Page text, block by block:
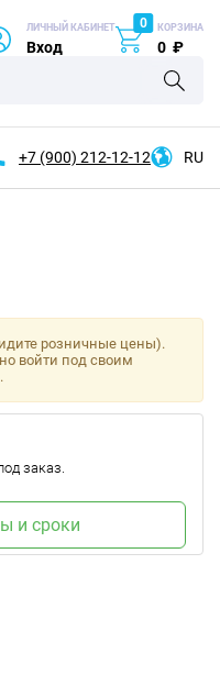
ЛИЧНЫЙ КАБИНЕТ
Вход
0 КОРЗИНА
0 ₽
+7 (900) 212-12-12 RU
розничные цены).
войти под своим
заказ.
и сроки